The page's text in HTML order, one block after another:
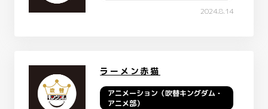
2024.8.14
ラーメン赤猫
アニメーション（吹替キングダム・
アニメ部）